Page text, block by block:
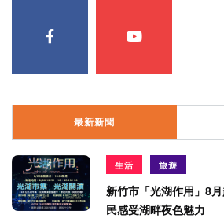
最新新聞
生活 旅遊
新竹市「光湖作用」8
民感受湖畔夜色魅力